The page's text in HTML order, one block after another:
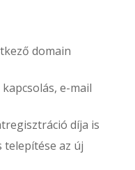
domain
e-mail
díja is
az új